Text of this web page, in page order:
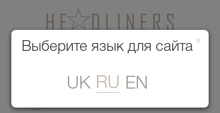
КИЕВ, УЛ. ГМЫРИ 6
×
Выберите язык для сайта
UK RU EN